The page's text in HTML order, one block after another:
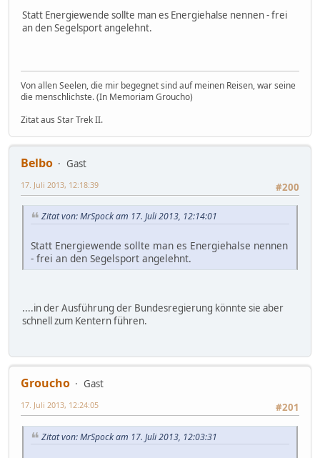
Statt Energiewende sollte man es Energiehalse nennen - frei
an den Segelsport angelehnt.
Von allen Seelen, die mir begegnet sind auf meinen Reisen, war seine
die menschlichste. (In Memoriam Groucho)
Zitat aus Star Trek II.
Belbo
Gast
#200
17. Juli 2013, 12:18:39
Zitat von: MrSpock am 17. Juli 2013, 12:14:01
Statt Energiewende sollte man es Energiehalse nennen
- frei an den Segelsport angelehnt.
....in der Ausführung der Bundesregierung könnte sie aber
schnell zum Kentern führen.
Groucho
Gast
#201
17. Juli 2013, 12:24:05
Zitat von: MrSpock am 17. Juli 2013, 12:03:31